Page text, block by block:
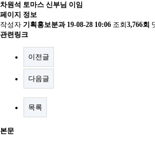
차원석 토마스 신부님 이임
페이지 정보
작성자 기획홍보분과 19-08-28 10:06 조회 3,766회
관련링크
이전글
다음글
목록
본문